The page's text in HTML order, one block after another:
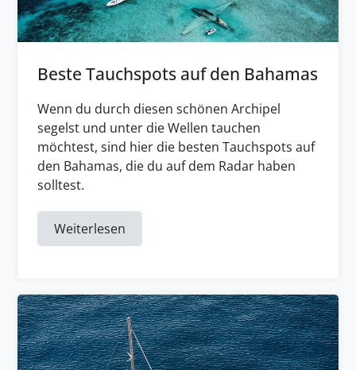
Beste Tauchspots auf den Bahamas
Wenn du durch diesen schönen Archipel
segelst und unter die Wellen tauchen
möchtest, sind hier die besten Tauchspots auf
den Bahamas, die du auf dem Radar haben
solltest.
Weiterlesen